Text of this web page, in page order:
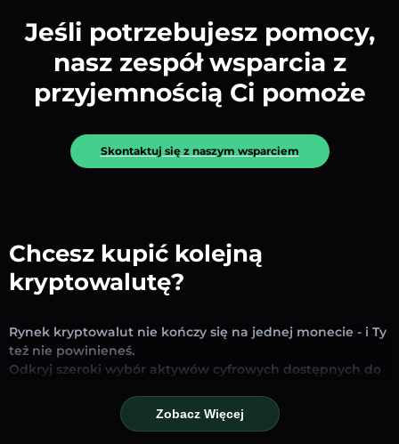
Jeśli potrzebujesz pomocy,
nasz zespół wsparcia z
przyjemnością Ci pomoże
Skontaktuj się z naszym wsparciem
Chcesz kupić kolejną
kryptowalutę?
Rynek kryptowalut nie kończy się na jednej monecie - i Ty
też nie powinieneś.
Odkryj szeroki wybór aktywów cyfrowych dostępnych do
tego, czy szukasz uznanych stablecoinów, obiecujących
altcoinów czy nowych trendujących tokenów – znajdziesz
Zobacz Więcej